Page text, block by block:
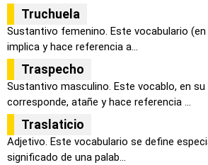
Truchuela
Sustantivo femenino. Este vocabulario
implica y hace referencia a...
Traspecho
Sustantivo masculino. Este vocablo, en
corresponde, atañe y hace referencia ...
Traslaticio
Adjetivo. Este vocabulario se define
significado de una palab...